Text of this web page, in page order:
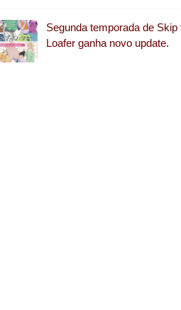
Segunda temporada de Skip
Loafer ganha novo update.